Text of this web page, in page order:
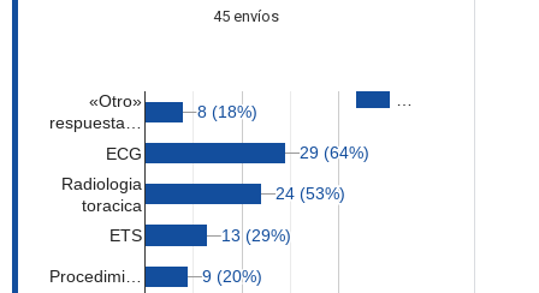
45 envíos
«Otro»
respuesta…
ECG
Radiologia
toracica
ETS
Procedimi…
8 (18%)
8 (18%)
29 (64%)
29 (64%)
24 (53%)
24 (53%)
13 (29%)
13 (29%)
9 (20%)
9 (20%)